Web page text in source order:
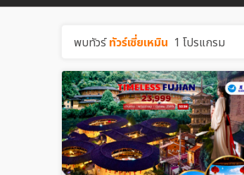
พบทัวร์ ทัวร์เซี่ยเหมิน 1 โปรแกรม